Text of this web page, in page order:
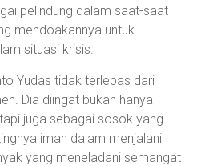
pelindung dalam saat-saat
mendoakannya untuk
situasi krisis.
Yudas tidak terlepas dari
Dia diingat bukan hanya
juga sebagai sosok yang
iman dalam menjalani
yang meneladani semangat